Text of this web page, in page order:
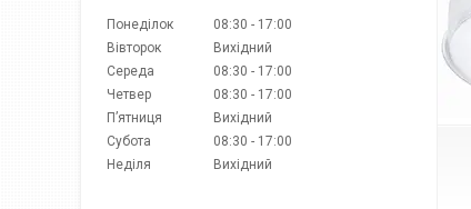
Понеділок 08:30
17:00
Вівторок
Вихідний
Середа
08:30
17:00
Четвер
08:30
17:00
Пʼятниця
Вихідний
Субота
08:30
17:00
Неділя
Вихідний